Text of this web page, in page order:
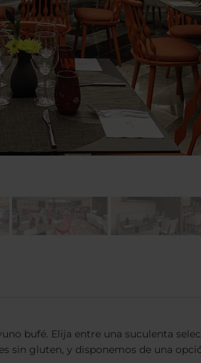
bufé. Elija entre una suculenta
sin gluten, y disponemos de una